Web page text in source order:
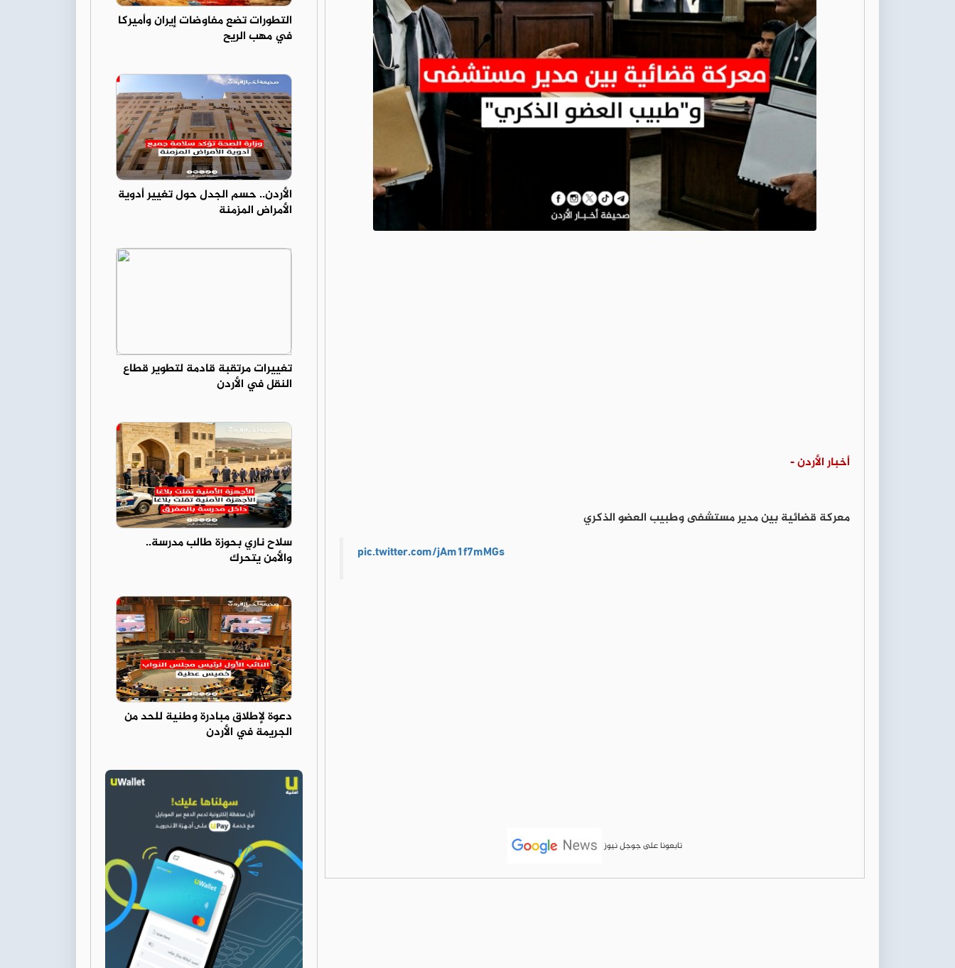
أخبار الأردن -
معركة قضائية بين مدير مستشفى وطبيب العضو الذكري
pic.twitter.com/jAm1f7mMGs
تابعونا على جوجل نيوز
التطورات تضع مفاوضات إيران وأميركا
في مهب الريح
الأردن.. حسم الجدل حول تغيير أدوية
الأمراض المزمنة
تغييرات مرتقبة قادمة لتطوير قطاع
النقل في الأردن
سلاح ناري بحوزة طالب مدرسة..
والأمن يتحرك
دعوة لإطلاق مبادرة وطنية للحد من
الجريمة في الأردن